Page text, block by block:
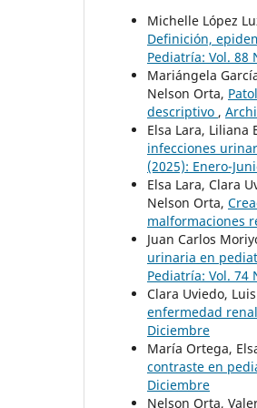
Michelle López
Definición,
Pediatría: Vol. 88
Mariángela
Nelson Orta,
descriptivo ,
Elsa Lara, Liliana
infecciones
(2025): Enero-
Elsa Lara, Clara
Nelson Orta,
malformaciones
Juan Carlos
urinaria en
Pediatría: Vol. 74
Clara Uviedo,
enfermedad
Diciembre
María Ortega,
contraste en
Diciembre
Nelson Orta,